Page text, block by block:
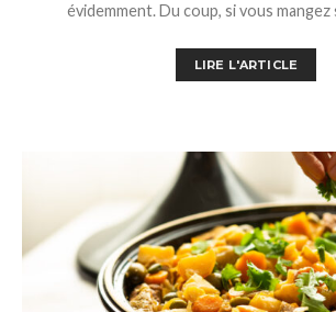
évidemment. Du coup, si vous
LIRE L'ARTICLE